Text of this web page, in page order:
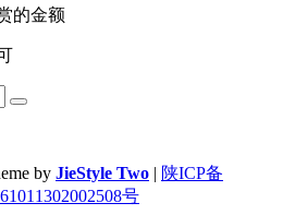
的金额
by JieStyle Two | 陕ICP备
号